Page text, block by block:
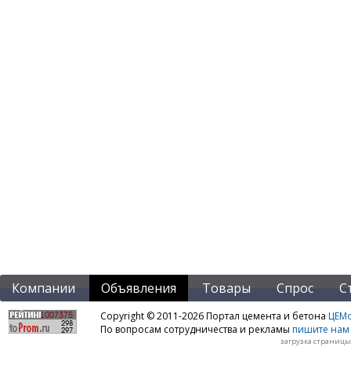
Компании Объявления Товары Спрос
Copyright © 2011-2026 Портал цемента и бетона
По вопросам сотрудничества и рекламы пишите нам
загрузка